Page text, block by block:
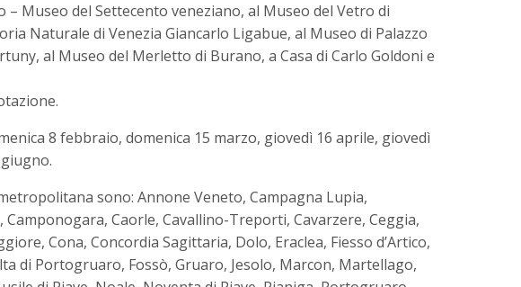
– Museo del Settecento veneziano, al Museo del Vetro di
Naturale di Venezia Giancarlo Ligabue, al Museo di Palazzo
al Museo del Merletto di Burano, a Casa di Carlo Goldoni e
8 febbraio, domenica 15 marzo, giovedì 16 aprile, giovedì
sono: Annone Veneto, Campagna Lupia,
Caorle, Cavallino-Treporti, Cavarzere, Ceggia,
Cona, Concordia Sagittaria, Dolo, Eraclea, Fiesso d’Artico,
di Portogruaro, Fossò, Gruaro, Jesolo, Marcon, Martellago,